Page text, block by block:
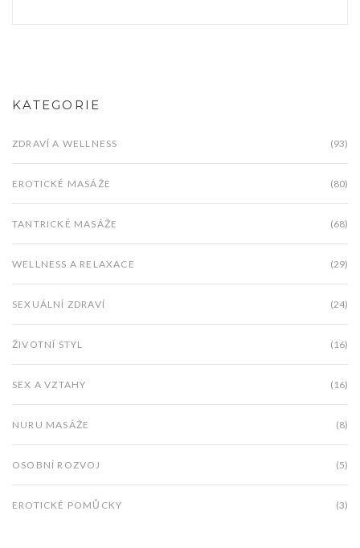
KATEGORIE
ZDRAVÍ A WELLNESS (93)
EROTICKÉ MASÁŽE (80)
TANTRICKÉ MASÁŽE (68)
WELLNESS A RELAXACE (29)
SEXUÁLNÍ ZDRAVÍ (24)
ŽIVOTNÍ STYL (16)
SEX A VZTAHY (16)
NURU MASÁŽE (8)
OSOBNÍ ROZVOJ (5)
EROTICKÉ POMŮCKY (3)